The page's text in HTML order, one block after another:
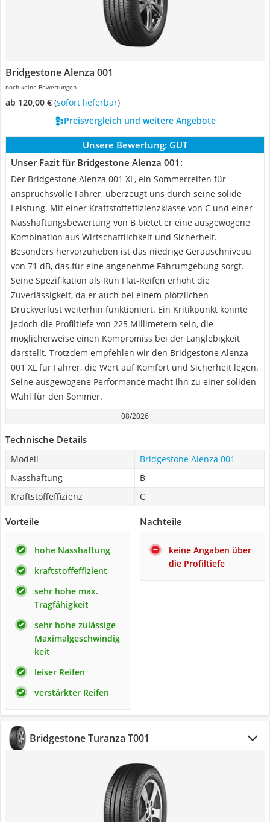
Bridgestone Alenza 001
noch keine Bewertungen
ab 120,00 € ( Sofort lieferbar)
Preisvergleich und weitere Angebote
Unsere Bewertung: GUT
Unser Fazit für Bridgestone Alenza 001:
Der Bridgestone Alenza 001 XL, ein Sommerreifen für
anspruchsvolle Fahrer, überzeugt uns durch seine solide
Leistung. Mit einer Kraftstoffeffizienzklasse von C und einer
Nasshaftungsbewertung von B bietet er eine ausgewogene
Kombination aus Wirtschaftlichkeit und Sicherheit.
Besonders hervorzuheben ist das niedrige Geräuschniveau
von 71 dB, das für eine angenehme Fahrumgebung sorgt.
Seine Spezifikation als Run Flat-Reifen erhöht die
Zuverlässigkeit, da er auch bei einem plötzlichen
Druckverlust weiterhin funktioniert. Ein Kritikpunkt könnte
jedoch die Profiltiefe von 225 Millimetern sein, die
möglicherweise einen Kompromiss bei der Langlebigkeit
darstellt. Trotzdem empfehlen wir den Bridgestone Alenza
001 XL für Fahrer, die Wert auf Komfort und Sicherheit legen.
Seine ausgewogene Performance macht ihn zu einer soliden
Wahl für den Sommer.
08/2026
Technische Details
Modell
Bridgestone Alenza 001
Nasshaftung
B
Kraftstoffeffizienz
C
Vorteile
hohe Nasshaftung
kraftstoffeffizient
sehr hohe max.
Tragfähigkeit
sehr hohe zulässige
Maximalgeschwindig
keit
leiser Reifen
verstärkter Reifen
Nachteile
keine Angaben über
die Profiltiefe
Bridgestone Turanza T001